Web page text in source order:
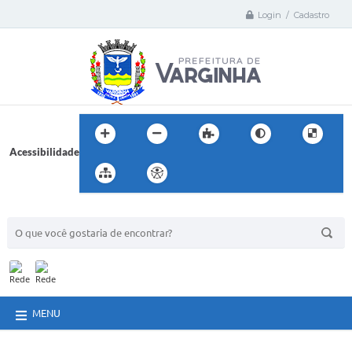
Login / Cadastro
Acessibilidade
MENU